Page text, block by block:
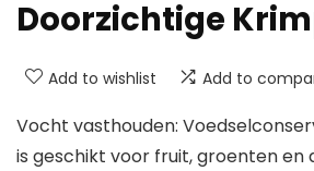
Doorzichtige
Add to wishlist Add to
Vocht vasthouden:
is geschikt voor fruit, groenten en